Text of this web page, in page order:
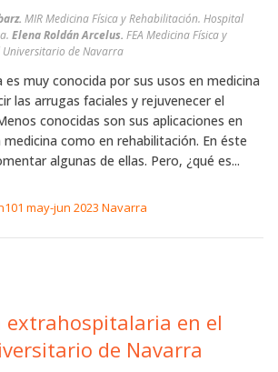
MIR Medicina Física y Rehabilitación. Hospital
Elena Roldán Arcelus. FEA Medicina Física y
de Navarra
muy conocida por sus usos en medicina
las arrugas faciales y rejuvenecer el
conocidas son sus aplicaciones en
como en rehabilitación. En éste
algunas de ellas. Pero, ¿qué es...
may-jun 2023 Navarra
en el
de Navarra